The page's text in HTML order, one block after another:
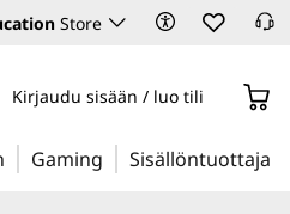
Store
Kirjaudu sisään / luo tili
Gaming Sisällöntuottaja